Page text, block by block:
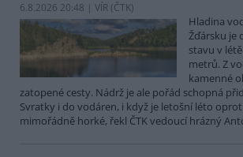
6.8.2026 20:48 | VÍR (ČTK)
Hladina
Žďársku je
stavu v
metrů. Z
kamenné
zatopené cesty. Nádrž je ale pořád schopná
Svratky i do vodáren, i když je letošní léto
mimořádně horké, řekl ČTK vedoucí hrázný